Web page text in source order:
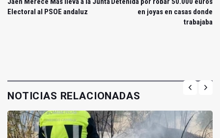
Electoral al PSOE andaluz
en joyas en casas donde
trabajaba
NOTICIAS RELACIONADAS